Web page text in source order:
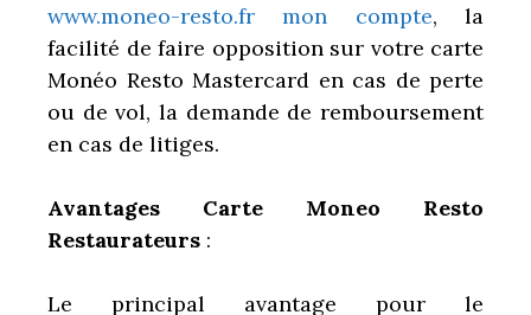
www.moneo-resto.fr
mon compte, la
facilité de faire opposition sur votre carte
Monéo Resto Mastercard en cas de perte
ou de vol, la demande de remboursement
en cas de litiges.
Avantages Carte Moneo Resto
Restaurateurs :
Le principal avantage pour le